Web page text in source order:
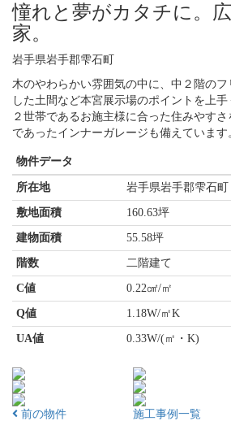
憧れと夢がカタチに。
家。
岩手県岩手郡雫石町
木のやわらかい雰囲気の中に、中２階のフ
した土間など本宮展示場のポイントを上手
２世帯であるお施主様に合った住みやす
であったインナーガレージも備えています
物件データ
所在地 岩手県岩手郡雫石町
敷地面積 160.63坪
建物面積 55.58坪
階数 二階建て
C値 0.22㎠/㎡
Q値 1.18W/㎡K
UA値 0.33W/(㎡・K)
前の物件 施工事例一覧